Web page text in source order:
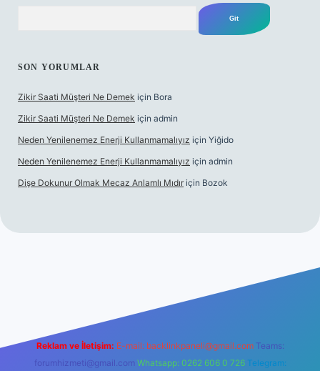
SON YORUMLAR
Zikir Saati Müşteri Ne Demek için Bora
Zikir Saati Müşteri Ne Demek için admin
Neden Yenilenemez Enerji Kullanmamalıyız için Yiğido
Neden Yenilenemez Enerji Kullanmamalıyız için admin
Dişe Dokunur Olmak Mecaz Anlamlı Mıdır için Bozok
Reklam ve İletişim: E-mail: backlinkpaneli@gmail.com Teams:
forumhizmeti@gmail.com Whatsapp: 0262 606 0 726 Telegram: